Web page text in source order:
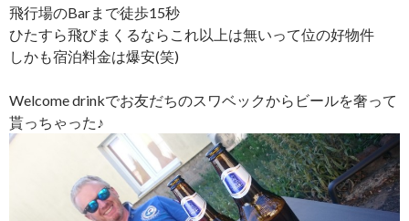
飛行場のBarまで徒歩15秒
ひたすら飛びまくるならこれ以上は無いって位の好物件
しかも宿泊料金は爆安(笑)
Welcome drinkでお友だちのスワベックからビールを奢って
貰っちゃった♪